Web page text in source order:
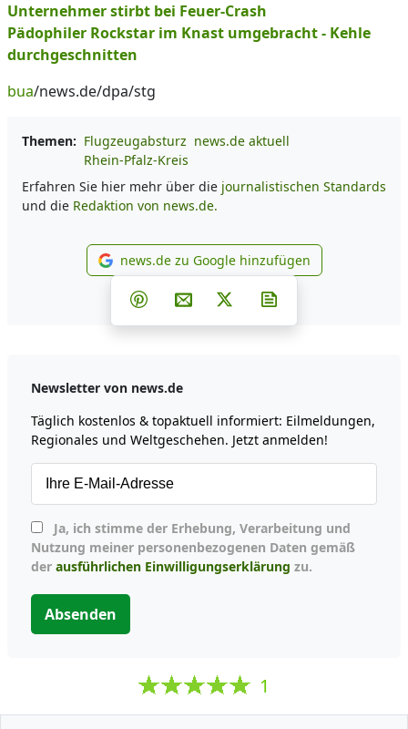
Unternehmer stirbt bei Feuer-Crash
Pädophiler Rockstar im Knast umgebracht - Kehle
durchgeschnitten
bua/news.de/dpa/stg
Themen: Flugzeugabsturz news.de aktuell
Rhein-Pfalz-Kreis
Erfahren Sie hier mehr über die journalistischen Standards
und die Redaktion von news.de.
news.de zu Google
news.de zu Google hinzufügen
Teilen auf Facebook
Teilen auf Whatsapp
Teilen auf Telegram
Teilen auf Pinterest
Per E-Mail teilen
Post auf X
Newsletter von news.de
Täglich kostenlos & topaktuell informiert: Eilmeldungen,
Regionales und Weltgeschehen. Jetzt anmelden!
Nutzung meiner personenbezogenen Daten gemäß
der ausführlichen Einwilligungserklärung zu.
Absenden
1